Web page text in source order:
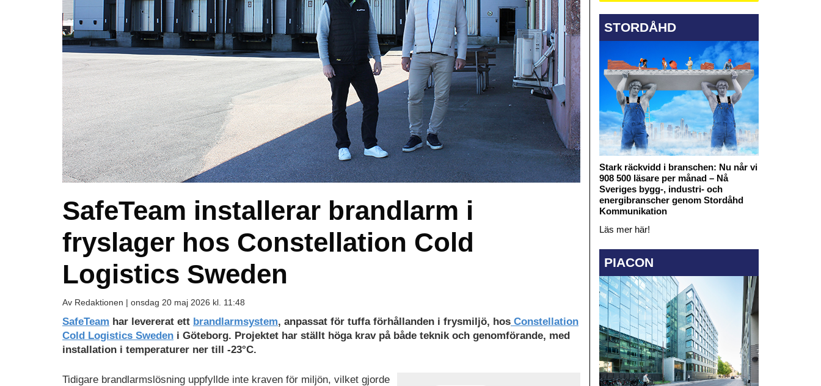
SafeTeam installerar brandlarm i
fryslager hos Constellation Cold
Logistics Sweden
Av Redaktionen | onsdag 20 maj 2026 kl. 11:48
SafeTeam har levererat ett brandlarmsystem, anpassat för tuffa förhållanden i frysmiljö, hos Constellation
Cold Logistics Sweden i Göteborg. Projektet har ställt höga krav på både teknik och genomförande, med
installation i temperaturer ner till -23°C.
Tidigare brandlarmslösning uppfyllde inte kraven för miljön, vilket gjorde
STORDÅHD
Stark räckvidd i branschen: Nu når vi
908 500 läsare per månad – Nå
Sveriges bygg-, industri- och
energibranscher genom Stordåhd
Kommunikation
Läs mer här!
PIACON